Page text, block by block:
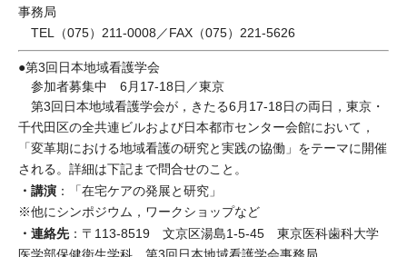
事務局
TEL（075）211-0008／FAX（075）221-5626
●第3回日本地域看護学会
参加者募集中 6月17-18日／東京
第3回日本地域看護学会が，きたる6月17-18日の両日，東京・
千代田区の全共連ビルおよび日本都市センター会館において，
「変革期における地域看護の研究と実践の協働」をテーマに開催
される。詳細は下記まで問合せのこと。
・講演 ：「在宅ケアの発展と研究」
※他にシンポジウム，ワークショップなど
・連絡先：〒113-8519 文京区湯島1-5-45 東京医科歯科大学